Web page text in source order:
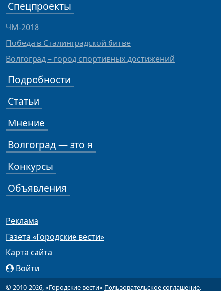
Спецпроекты
ЧМ-2018
Победа в Сталинградской битве
Волгоград – город спортивных достижений
Подробности
Статьи
Мнение
Волгоград — это я
Конкурсы
Объявления
Реклама
Газета «Городские вести»
Карта сайта
Войти
© 2010-2026, «Городские вести» Пользовательское соглашение.